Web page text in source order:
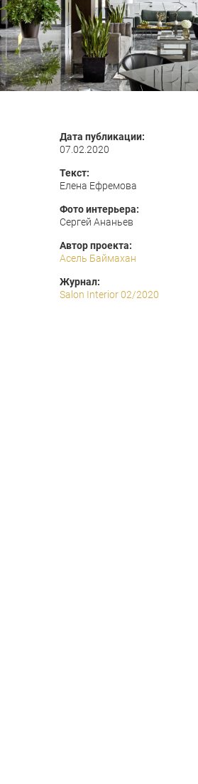
Дата публикации:
07.02.2020
Текст:
Елена Ефремова
Фото интерьера:
Сергей Ананьев
Автор проекта:
Асель Баймахан
Журнал:
Salon Interior 02/2020